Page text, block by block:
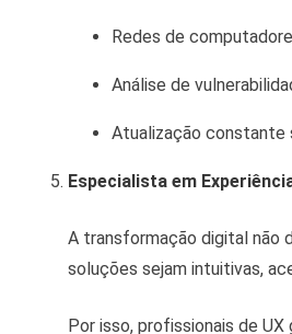
Redes de
Análise de
Atualização constante
Especialista em
A transformação digital não
soluções sejam intuitivas,
Por isso, profissionais de